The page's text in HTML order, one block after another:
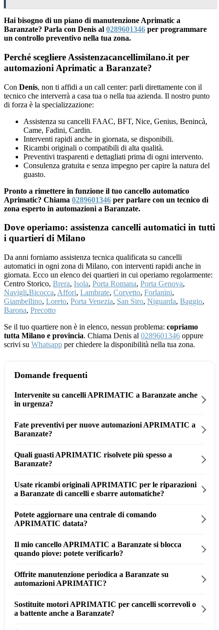
Hai bisogno di un piano di manutenzione Aprimatic a
Baranzate? Parla con Denis al 0289601346 per programmare
un controllo preventivo nella tua zona.
Perché scegliere Assistenzacancellimilano.it per
automazioni Aprimatic a Baranzate?
Con Denis, non ti affidi a un call center: parli direttamente con il
tecnico che interverrà a casa tua o nella tua azienda. Il nostro punto
di forza è la specializzazione:
Assistenza su cancelli FAAC, BFT, Nice, Genius, Benincà,
Came, Fadini, Cardin.
Interventi rapidi anche in giornata, se disponibili.
Ricambi originali o compatibili di alta qualità.
Preventivi trasparenti e dettagliati prima di ogni intervento.
Consulenza gratuita e senza impegno per capire la natura del
guasto.
Pronto a rimettere in funzione il tuo cancello automatico
Aprimatic? Chiama 0289601346 per parlare con un tecnico di
zona esperto in automazioni a Baranzate.
Dove operiamo: assistenza cancelli automatici in tutti
i quartieri di Milano
Da anni forniamo assistenza tecnica qualificata su cancelli
automatici in ogni zona di Milano, con interventi rapidi anche in
giornata. Ecco un elenco dei quartieri in cui operiamo regolarmente:
Centro Storico, Brera, Isola, Porta Romana, Porta Genova,
Navigli,Bicocca, Affori, Lambrate, Corvetto, Forlanini,
Giambellino, Loreto, Porta Venezia, San Siro, Niguarda, Baggio,
Barona, Precotto
Se il tuo quartiere non è in elenco, nessun problema: copriamo
tutta Milano e provincia. Chiama Denis al 0289601346 oppure
scrivi su Whatsapp per chiedere la disponibilità nella tua zona.
Domande frequenti
Intervenite su cancelli APRIMATIC a Baranzate anche
in urgenza?
Fate preventivi per nuove automazioni APRIMATIC a
Baranzate?
Quali guasti APRIMATIC risolvete più spesso a
Baranzate?
Usate ricambi originali APRIMATIC per le riparazioni
a Baranzate di cancelli e sbarre automatiche?
Potete aggiornare una centrale di comando
APRIMATIC datata?
Il mio cancello APRIMATIC a Baranzate si blocca
quando piove: potete verificarlo?
Offrite manutenzione periodica a Baranzate su
automazioni APRIMATIC?
Sostituite motori APRIMATIC per cancelli scorrevoli o
a battente anche a Baranzate?